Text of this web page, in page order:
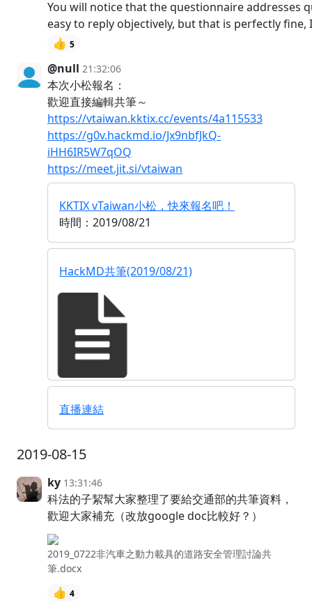
You will notice that the questionnaire addresses
easy to reply objectively, but that is perfectly
👍 5
@null 21:32:06
本次小松報名：
歡迎直接編輯共筆～
https://vtaiwan.kktix.cc/events/4a115533
https://g0v.hackmd.io/Jx9nbfJkQ-
iHH6IR5W7qOQ
https://meet.jit.si/vtaiwan
KKTIX vTaiwan小松，快來報名吧！
時間：2019/08/21
HackMD共筆(2019/08/21)
直播連結
2019-08-15
ky 13:31:46
科法的子絜幫大家整理了要給交通部的共筆資料，
歡迎大家補充（改放google doc比較好？）
2019_0722非汽車之動力載具的道路安全管理討論共
筆.docx
👍 4